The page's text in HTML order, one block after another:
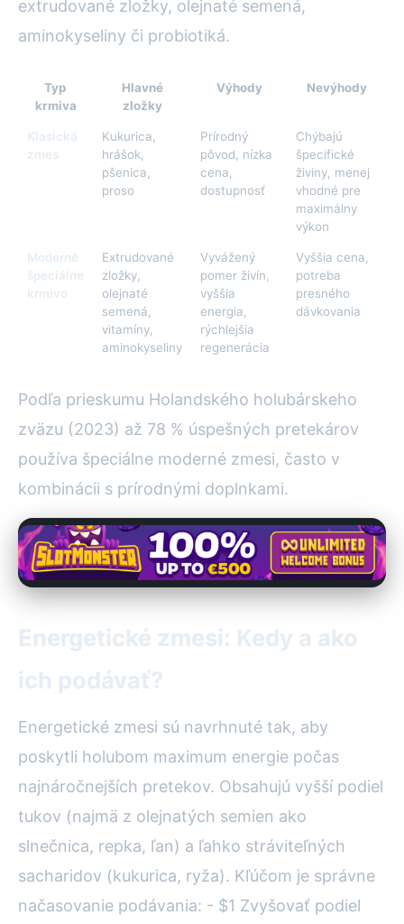
extrudované zložky, olejnaté semená,
aminokyseliny či probiotiká.
Typ
krmiva
Hlavné
zložky
Výhody Nevýhody
Klasická
zmes
Kukurica,
hrášok,
pšenica,
proso
Prírodný
pôvod, nízka
cena,
dostupnosť
Chýbajú
špecifické
živiny, menej
vhodné pre
maximálny
výkon
Moderné
špeciálne
krmivo
Extrudované
zložky,
olejnaté
semená,
vitamíny,
aminokyseliny
Vyvážený
pomer živín,
vyššia
energia,
rýchlejšia
regenerácia
Vyššia cena,
potreba
presného
dávkovania
Podľa prieskumu Holandského holubárskeho
zväzu (2023) až 78 % úspešných pretekárov
používa špeciálne moderné zmesi, často v
kombinácii s prírodnými doplnkami.
Energetické zmesi: Kedy a ako
ich podávať?
Energetické zmesi sú navrhnuté tak, aby
poskytli holubom maximum energie počas
najnáročnejších pretekov. Obsahujú vyšší podiel
tukov (najmä z olejnatých semien ako
slnečnica, repka, ľan) a ľahko stráviteľných
sacharidov (kukurica, ryža). Kľúčom je správne
načasovanie podávania: - $1 Zvyšovať podiel